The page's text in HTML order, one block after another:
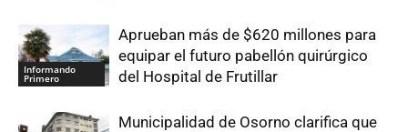
Informando
Primero
Aprueban más de $620 millones para
equipar el futuro pabellón quirúrgico
del Hospital de Frutillar
Municipalidad de Osorno clarifica que